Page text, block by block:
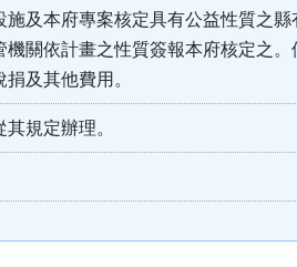
施及本府專案核定具有公益性質之縣
機關依計畫之性質簽報本府核定之
及其他費用。
規定辦理。